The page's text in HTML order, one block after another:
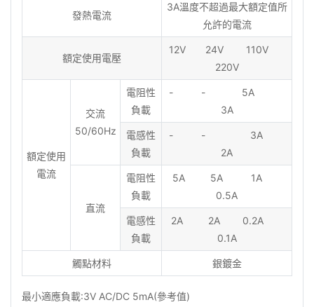
發熱電流
3A溫度不超過最大額定值所
允許的電流
額定使用電壓
12V 24V 110V
220V
額定使用
電流
交流
50/60Hz
電阻性
負載
- - 5A
3A
電感性
負載
- - 3A
2A
直流
電阻性
負載
5A 5A 1A
0.5A
電感性
負載
2A 2A 0.2A
0.1A
觸點材料 銀鍍金
最小適應負載:3V AC/DC 5mA(參考值)